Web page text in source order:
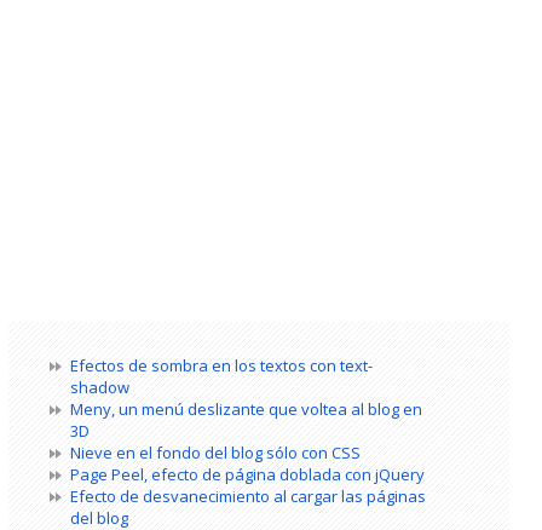
Efectos de sombra en los textos con text-
shadow
Meny, un menú deslizante que voltea al blog en
3D
Nieve en el fondo del blog sólo con CSS
Page Peel, efecto de página doblada con jQuery
Efecto de desvanecimiento al cargar las páginas
del blog